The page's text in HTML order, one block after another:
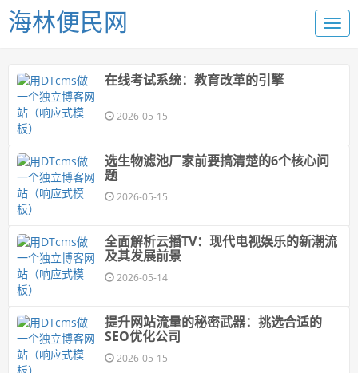
海林便民网
在线考试系统：教育改革的引擎
2026-05-15
选生物滤池厂家前要搞清楚的6个核心问
题
2026-05-15
全面解析云播TV：现代电视娱乐的新潮流
及其发展前景
2026-05-14
提升网站流量的秘密武器：挑选合适的
SEO优化公司
2026-05-15